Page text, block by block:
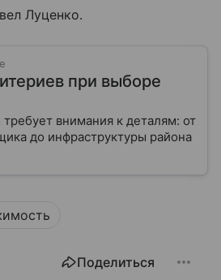
Луценко.
при выборе
внимания к деталям: от
до инфраструктуры района
Поделиться